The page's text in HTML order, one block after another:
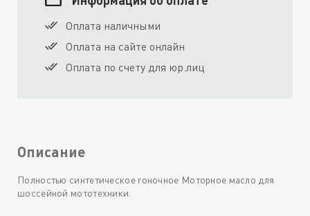
Оплата наличными
Оплата на сайте онлайн
Оплата по счету для юр.лиц
Описание
Полностью синтетическое гоночное Моторное масло для
шоссейной мототехники.